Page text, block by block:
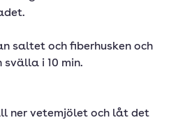
saltet och fiberhusken och
i 10 min.
ner vetemjölet och låt det